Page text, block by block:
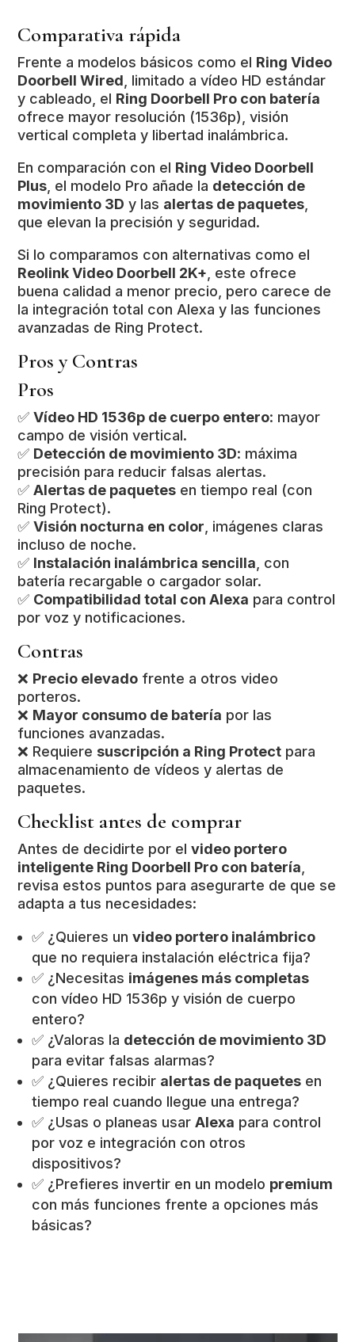
Comparativa rápida
Frente a modelos básicos como el Ring Video
Doorbell Wired , limitado a vídeo HD estándar
y cableado, el Ring Doorbell Pro con batería
ofrece mayor resolución (1536p), visión
vertical completa y libertad inalámbrica.
En comparación con el Ring Video Doorbell
Plus , el modelo Pro añade la detección de
movimiento 3D y las alertas de paquetes
que elevan la precisión y seguridad.
Si lo comparamos con alternativas como el
Reolink Video Doorbell 2K+ , este ofrece
buena calidad a menor precio, pero carece de
la integración total con Alexa y las funciones
avanzadas de Ring Protect.
Pros y Contras
Pros
✅Vídeo HD 1536p de cuerpo entero: mayor
campo de visión vertical.
✅ Detección de movimiento 3D: máxima
precisión para reducir falsas alertas.
✅Alertas de paquetes en tiempo real (con
Ring Protect).
✅Visión nocturna en color , imágenes claras
incluso de noche.
✅ Instalación inalámbrica sencilla , con
batería recargable o cargador solar.
✅ Compatibilidad total con Alexa para control
por voz y notificaciones.
Contras
❌ Precio elevado frente a otros video
porteros.
❌ Mayor consumo de batería por las
funciones avanzadas.
❌ Requiere suscripción a Ring Protect para
almacenamiento de vídeos y alertas de
paquetes.
Checklist antes de comprar
Antes de decidirte por elvideo portero
inteligente Ring Doorbell Pro con batería
revisa estos puntos para asegurarte de que se
adapta a tus necesidades:
✅ ¿Quieres unvideo portero inalámbrico
que no requiera instalación eléctrica fija?
✅ ¿Necesitas imágenes más completas
con vídeo HD 1536p y visión de cuerpo
entero?
✅ ¿Valoras la detección de movimiento 3D
para evitar falsas alarmas?
✅ ¿Quieres recibir alertas de paquetes en
tiempo real cuando llegue una entrega?
✅ ¿Usas o planeas usarAlexa para control
por voz e integración con otros
dispositivos?
✅ ¿Prefieres invertir en un modelo premium
con más funciones frente a opciones más
básicas?